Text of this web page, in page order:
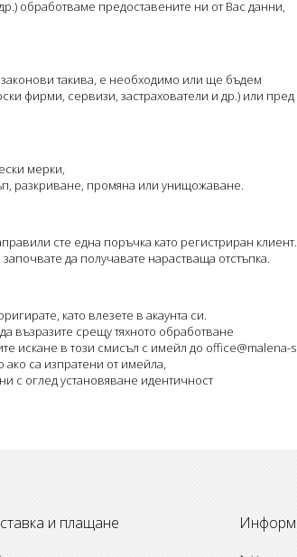
обработваме предоставените ни от Вас данни,
такива, е необходимо или ще бъдем
фирми, сервизи, застрахователи и др.) или
мерки,
разкриване, промяна или унищожаване.
сте една поръчка като регистриран клиент.
да получавате нарастваща отстъпка.
като влезете в акаунта си.
възразите срещу тяхното обработване
искане в този смисъл с имейл до office@malena-
са изпратени от имейла,
с оглед установяване идентичност
и плащане